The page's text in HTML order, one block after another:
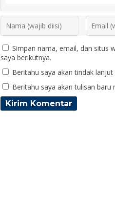
Simpan nama, email, dan situs
saya berikutnya.
Beritahu saya akan tindak
Beritahu saya akan tulisan baru